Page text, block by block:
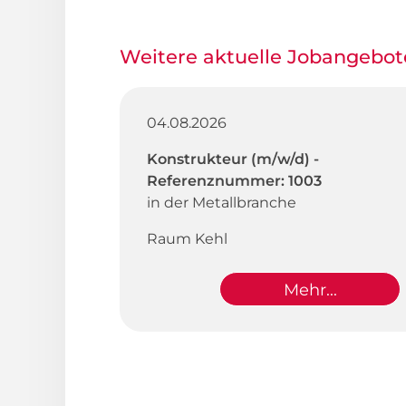
Weitere aktuelle
04.08.2026
Konstrukteur (m/w/d) -
Referenznummer: 1003
in der Metallbranche
Raum Kehl
Mehr...